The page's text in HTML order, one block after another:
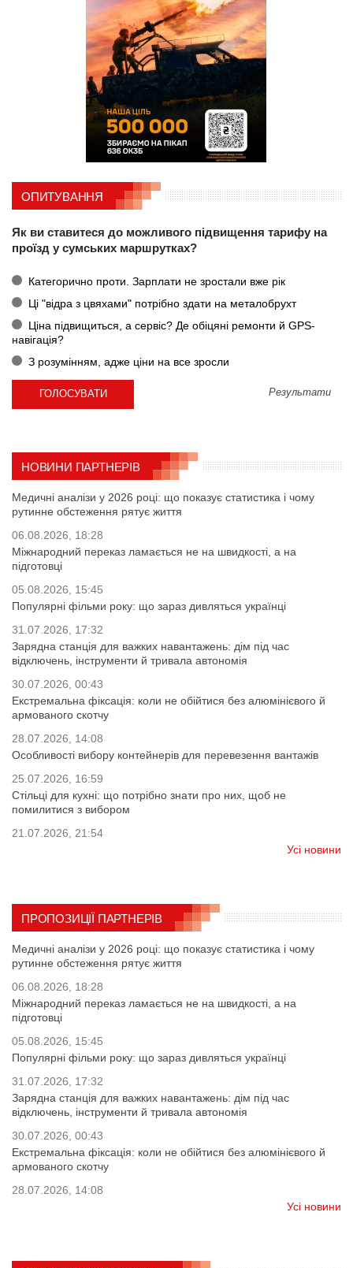
ОПИТУВАННЯ
Як ви ставитеся до можливого підвищення тарифу на
проїзд у сумських маршрутках?
Категорично проти. Зарплати не зростали вже рік
Ці "відра з цвяхами" потрібно здати на металобрухт
Ціна підвищиться, а сервіс? Де обіцяні ремонти й GPS-
навігація?
З розумінням, адже ціни на все зросли
Результати
НОВИНИ ПАРТНЕРІВ
Медичні аналізи у 2026 році: що показує статистика і чому
рутинне обстеження рятує життя
06.08.2026, 18:28
Міжнародний переказ ламається не на швидкості, а на
підготовці
05.08.2026, 15:45
Популярні фільми року: що зараз дивляться українці
31.07.2026, 17:32
Зарядна станція для важких навантажень: дім під час
відключень, інструменти й тривала автономія
30.07.2026, 00:43
Екстремальна фіксація: коли не обійтися без алюмінієвого й
армованого скотчу
28.07.2026, 14:08
Особливості вибору контейнерів для перевезення вантажів
25.07.2026, 16:59
Стільці для кухні: що потрібно знати про них, щоб не
помилитися з вибором
21.07.2026, 21:54
Усі новини
ПРОПОЗИЦІЇ ПАРТНЕРІВ
Медичні аналізи у 2026 році: що показує статистика і чому
рутинне обстеження рятує життя
06.08.2026, 18:28
Міжнародний переказ ламається не на швидкості, а на
підготовці
05.08.2026, 15:45
Популярні фільми року: що зараз дивляться українці
31.07.2026, 17:32
Зарядна станція для важких навантажень: дім під час
відключень, інструменти й тривала автономія
30.07.2026, 00:43
Екстремальна фіксація: коли не обійтися без алюмінієвого й
армованого скотчу
28.07.2026, 14:08
Усі новини